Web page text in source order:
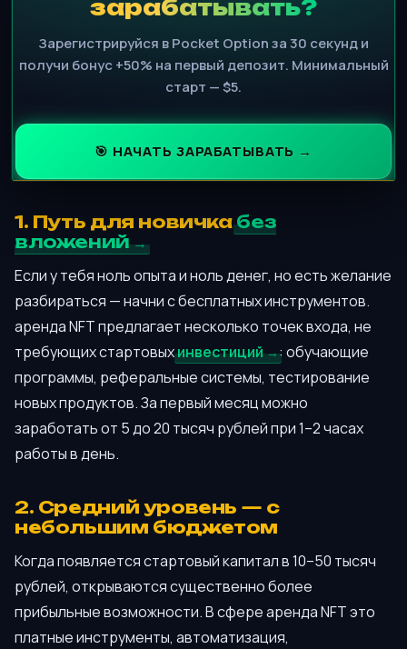
зарабатывать?
Зарегистрируйся в Pocket Option за 30 секунд и
получи бонус +50% на первый депозит. Минимальный
старт — $5.
🎯 НАЧАТЬ ЗАРАБАТЫВАТЬ →
1. Путь для новичкабез
вложений
Если у тебя ноль опыта и ноль денег, но есть желание
разбираться — начни с бесплатных инструментов.
аренда NFT предлагает несколько точек входа, не
требующих стартовыхинвестиций
: обучающие
программы, реферальные системы, тестирование
новых продуктов. За первый месяц можно
заработать от 5 до 20 тысяч рублей при 1–2 часах
работы в день.
2. Средний уровень — с
небольшим бюджетом
Когда появляется стартовый капитал в 10–50 тысяч
рублей, открываются существенно более
прибыльные возможности. В сфере аренда NFT это
платные инструменты, автоматизация,